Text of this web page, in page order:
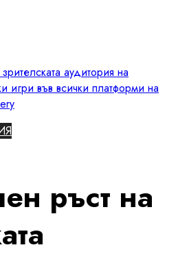
аудитория на
игри във всички платформи на
ръст на